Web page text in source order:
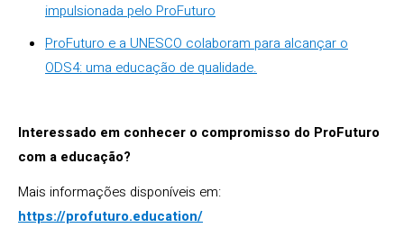
impulsionada pelo ProFuturo
ProFuturo e a UNESCO colaboram para alcançar o
ODS4: uma educação de qualidade.
Interessado em conhecer o compromisso do ProFuturo
com a educação?
Mais informações disponíveis em:
https://profuturo.education/